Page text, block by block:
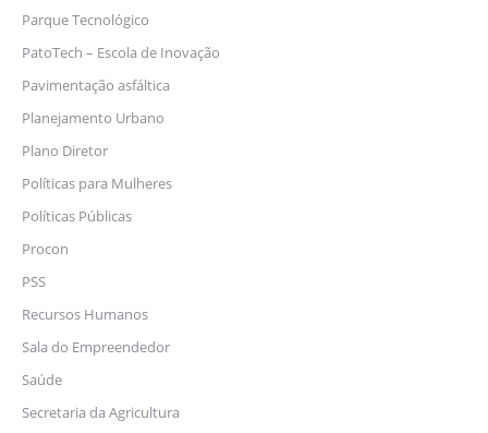
Parque Tecnológico
PatoTech – Escola de Inovação
Pavimentação asfáltica
Planejamento Urbano
Plano Diretor
Políticas para Mulheres
Políticas Públicas
Procon
PSS
Recursos Humanos
Sala do Empreendedor
Saúde
Secretaria da Agricultura